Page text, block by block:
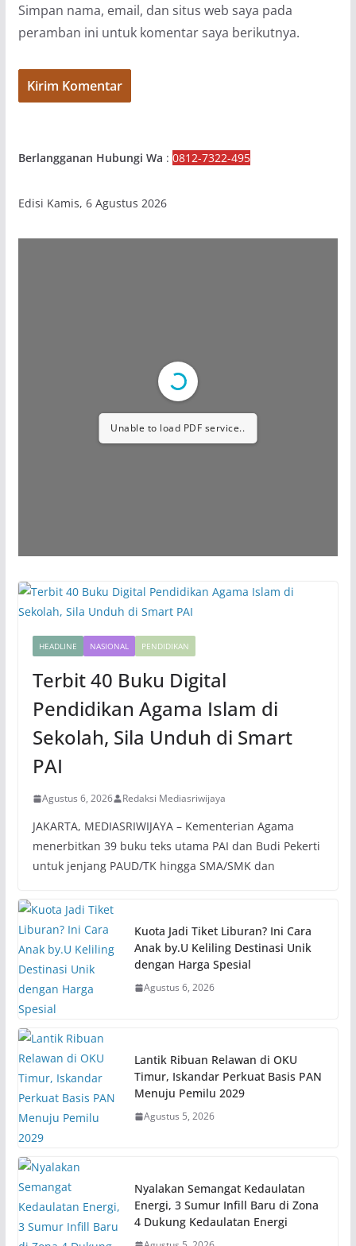
Simpan nama, email, dan situs web saya pada
peramban ini untuk komentar saya berikutnya.
Berlangganan Hubungi Wa : 0812-7322-495
Edisi Kamis, 6 Agustus 2026
Unable to load PDF service..
HEADLINE NASIONAL PENDIDIKAN
Terbit 40 Buku Digital
Pendidikan Agama Islam di
Sekolah, Sila Unduh di Smart
PAI
Agustus 6, 2026 Redaksi Mediasriwijaya
JAKARTA, MEDIASRIWIJAYA – Kementerian Agama
menerbitkan 39 buku teks utama PAI dan Budi Pekerti
untuk jenjang PAUD/TK hingga SMA/SMK dan
Kuota Jadi Tiket Liburan? Ini Cara
Anak by.U Keliling Destinasi Unik
dengan Harga Spesial
Agustus 6, 2026
Lantik Ribuan Relawan di OKU
Timur, Iskandar Perkuat Basis PAN
Menuju Pemilu 2029
Agustus 5, 2026
Nyalakan Semangat Kedaulatan
Energi, 3 Sumur Infill Baru di Zona
4 Dukung Kedaulatan Energi